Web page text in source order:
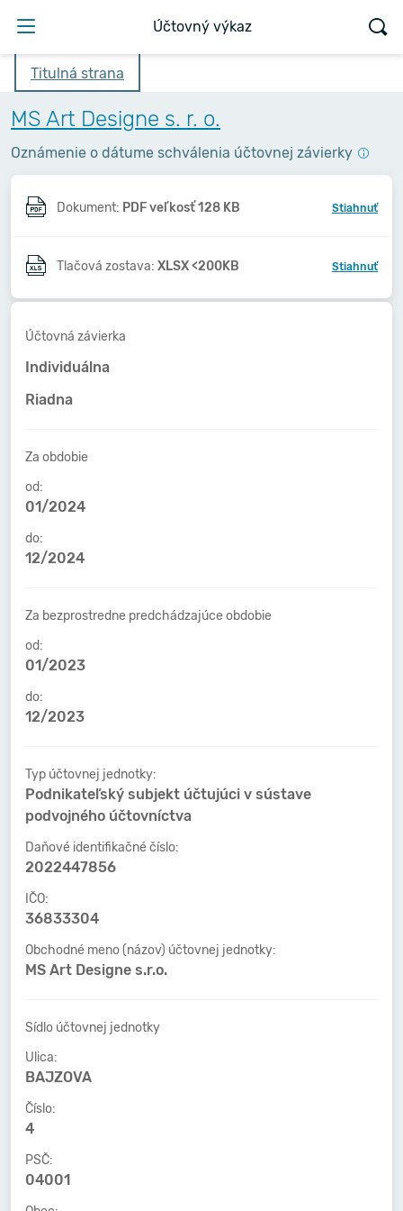
Účtovný výkaz
Titulná strana
MS Art Designe s. r. o.
Oznámenie o dátume schválenia účtovnej závierky
Dokument: PDF veľkosť 128 KB Stiahnuť
Tlačová zostava: XLSX <200KB Stiahnuť
Účtovná závierka
Individuálna
Riadna
Za obdobie
od:
01/2024
do:
12/2024
Za bezprostredne predchádzajúce obdobie
od:
01/2023
do:
12/2023
Typ účtovnej jednotky:
Podnikateľský subjekt účtujúci v sústave
podvojného účtovníctva
Daňové identifikačné číslo:
2022447856
IČO:
36833304
Obchodné meno (názov) účtovnej jednotky:
MS Art Designe s.r.o.
Sídlo účtovnej jednotky
Ulica:
BAJZOVA
Číslo:
4
PSČ:
04001